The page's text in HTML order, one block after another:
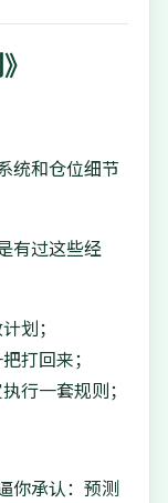
统和仓位细节
有过这些经
划；
打回来；
行一套规则；
你承认：预测